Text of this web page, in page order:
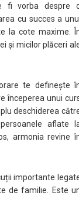
fi vorba despre
cu succes a
la cote maxime.
și micilor plăceri
te definește
începerea unui
deschiderea
aflate
armonia revine
importante
de familie. Este